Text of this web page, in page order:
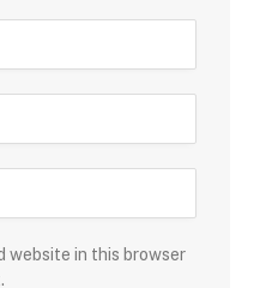
website in this browser